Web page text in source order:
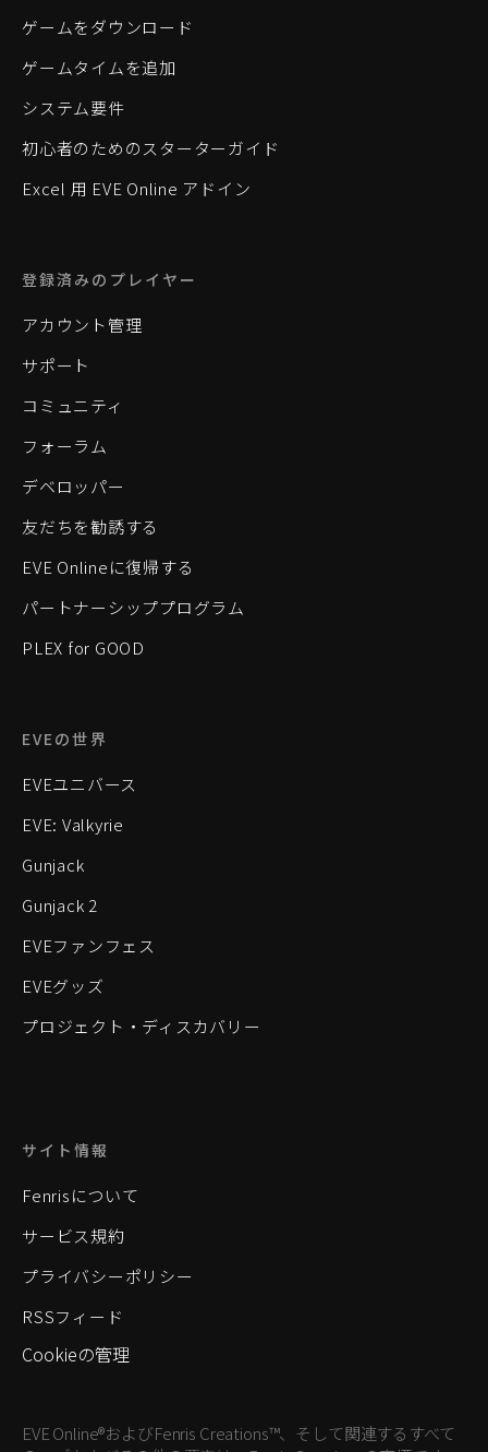
ゲームをダウンロード
ゲームタイムを追加
システム要件
初心者のためのスターターガイド
Excel 用 EVE Online アドイン
登録済みのプレイヤー
アカウント管理
サポート
コミュニティ
フォーラム
デベロッパー
友だちを勧誘する
EVE Onlineに復帰する
パートナーシッププログラム
PLEX for GOOD
EVEの世界
EVEユニバース
EVE: Valkyrie
Gunjack
Gunjack 2
EVEファンフェス
EVEグッズ
プロジェクト・ディスカバリー
サイト情報
Fenrisについて
サービス規約
プライバシーポリシー
RSSフィード
Cookieの管理
EVE Online®およびFenris Creations™、そして関連するすべて